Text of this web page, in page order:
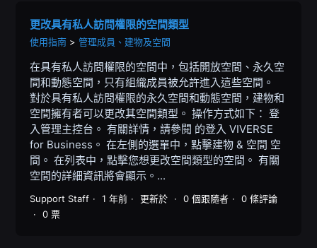
更改具有私人訪問權限的空間類型
使用指南 管理成員、建物及空間
在具有私人訪問權限的空間中，包括開放空間、永久空
間和動態空間，只有組織成員被允許進入這些空間。
對於具有私人訪問權限的永久空間和動態空間，建物和
空間擁有者可以更改其空間類型。 操作方式如下： 登
入管理主控台。 有關詳情，請參閱 的登入 VIVERSE
for Business。 在左側的選單中，點擊建物 & 空間 空
間。 在列表中，點擊您想更改空間類型的空間。 有關
空間的詳細資訊將會顯示。...
Support Staff 1 年前 更新於 0 個跟隨者
0 條評論
0 票